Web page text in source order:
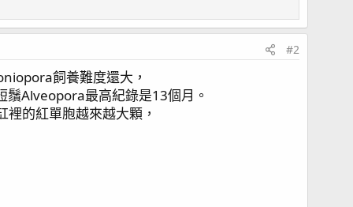
#2
飼養難度還大，
Alveopora最高紀錄是13個月。
的紅單胞越來越大顆，